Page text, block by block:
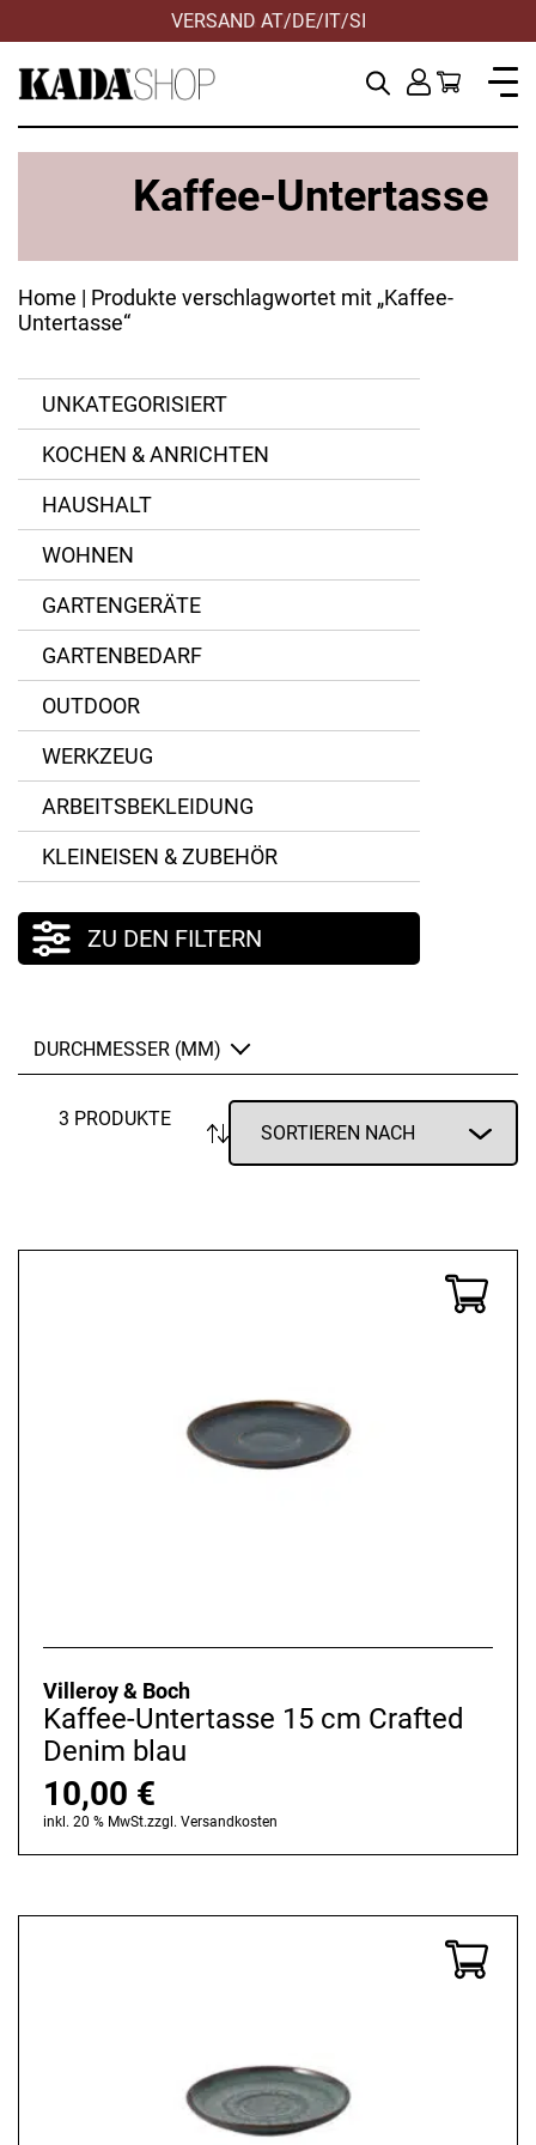
HILFE & KONTAKT
VERSAND AT/DE/IT/SI
Kaffee-Untertasse
Home | Produkte verschlagwortet mit „Kaffee-
Untertasse“
UNKATEGORISIERT
KOCHEN & ANRICHTEN
HAUSHALT
WOHNEN
GARTENGERÄTE
GARTENBEDARF
OUTDOOR
WERKZEUG
ARBEITSBEKLEIDUNG
KLEINEISEN & ZUBEHÖR
ZU DEN FILTERN
DURCHMESSER (MM)
ZURÜCKSETZEN
3 PRODUKTE
Villeroy & Boch
Kaffee-Untertasse 15 cm Crafted
Denim blau
10,00 €
inkl. 20 % MwSt.zzgl. Versandkosten